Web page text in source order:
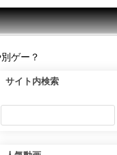
ゲー？
サイト内検索